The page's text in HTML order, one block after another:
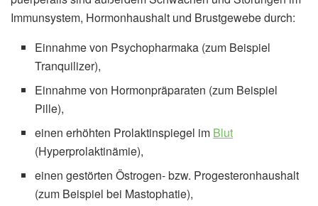
Immunsystem, Hormonhaushalt und Brustgewebe durch:
Einnahme von Psychopharmaka (zum Beispiel
Tranquilizer),
Einnahme von Hormonpräparaten (zum Beispiel
Pille),
einen erhöhten Prolaktinspiegel im Blut
(Hyperprolaktinämie),
einen gestörten Östrogen- bzw. Progesteronhaushalt
(zum Beispiel bei Mastophatie),